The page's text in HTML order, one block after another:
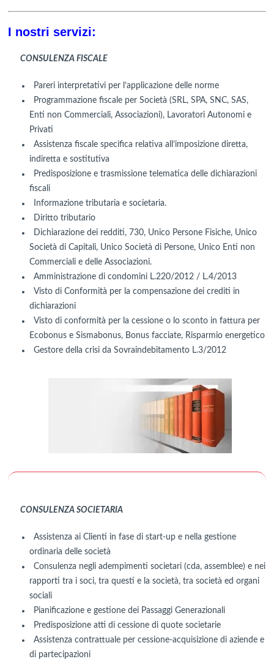
I nostri servizi:
CONSULENZA FISCALE
Pareri interpretativi per l’applicazione delle norme
Programmazione fiscale per Società (SRL, SPA, SNC, SAS,
Enti non Commerciali, Associazioni), Lavoratori Autonomi e
Privati
Assistenza fiscale specifica relativa all’imposizione diretta,
indiretta e sostitutiva
Predisposizione e trasmissione telematica delle dichiarazioni
fiscali
Informazione tributaria e societaria.
Diritto tributario
Dichiarazione dei redditi, 730, Unico Persone Fisiche, Unico
Società di Capitali, Unico Società di Persone, Unico Enti non
Commerciali e delle Associazioni.
Amministrazione di condomini L.220/2012 / L.4/2013
Visto di Conformità per la compensazione dei crediti in
dichiarazioni
Visto di conformità per la cessione o lo sconto in fattura per
Ecobonus e Sismabonus, Bonus facciate, Risparmio energetico
Gestore della crisi da Sovraindebitamento L.3/2012
CONSULENZA SOCIETARIA
Assistenza ai Clienti in fase di start-up e nella gestione
ordinaria delle società
Consulenza negli adempimenti societari (cda, assemblee) e nei
rapporti tra i soci, tra questi e la società, tra società ed organi
sociali
Pianificazione e gestione dei Passaggi Generazionali
Predisposizione atti di cessione di quote societarie
Assistenza contrattuale per cessione-acquisizione di aziende e
di partecipazioni